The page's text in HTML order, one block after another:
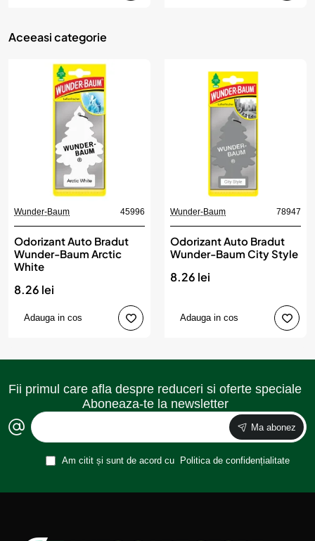
Aceeasi categorie
Wunder-Baum 45996
Odorizant Auto Bradut
Wunder-Baum Arctic
White
8.26 lei
Adauga in cos
Wunder-Baum 78947
Odorizant Auto Bradut
Wunder-Baum City Style
8.26 lei
Adauga in cos
Fii primul care afla despre reduceri si oferte speciale
Aboneaza-te la newsletter
Ma abonez
Am citit și sunt de acord cu Politica de confidențialitate